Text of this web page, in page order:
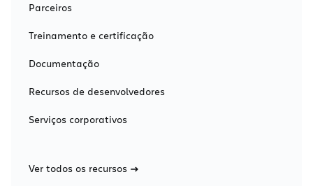
Parceiros
Treinamento e certificação
Documentação
Recursos de desenvolvedores
Serviços corporativos
Ver todos os recursos